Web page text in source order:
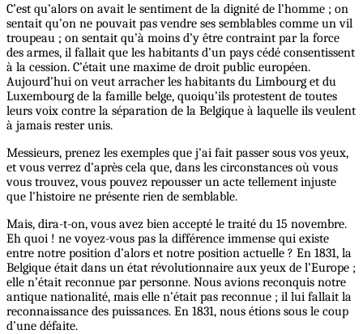
C’est qu’alors on avait le sentiment de la dignité de l’homme ; on
sentait qu’on ne pouvait pas vendre ses semblables comme un vil
troupeau ; on sentait qu’à moins d’y être contraint par la force
des armes, il fallait que les habitants d’un pays cédé consentissent
à la cession. C’était une maxime de droit public européen.
Aujourd’hui on veut arracher les habitants du Limbourg et du
Luxembourg de la famille belge, quoiqu’ils protestent de toutes
leurs voix contre la séparation de la Belgique à laquelle ils veulent
à jamais rester unis.
Messieurs, prenez les exemples que j’ai fait passer sous vos yeux,
et vous verrez d’après cela que, dans les circonstances où vous
vous trouvez, vous pouvez repousser un acte tellement injuste
que l’histoire ne présente rien de semblable.
Mais, dira-t-on, vous avez bien accepté le traité du 15 novembre.
Eh quoi ! ne voyez-vous pas la différence immense qui existe
entre notre position d’alors et notre position actuelle ? En 1831, la
Belgique était dans un état révolutionnaire aux yeux de l’Europe ;
elle n’était reconnue par personne. Nous avions reconquis notre
antique nationalité, mais elle n’était pas reconnue ; il lui fallait la
reconnaissance des puissances. En 1831, nous étions sous le coup
d’une défaite.